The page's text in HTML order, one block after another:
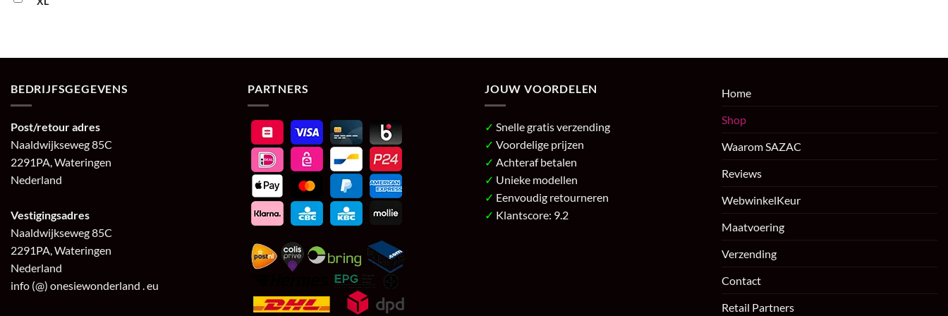
BEDRIJFSGEGEVENS
Post/retour adres
Naaldwijkseweg 85C
2291PA, Wateringen
Nederland
Vestigingsadres
Naaldwijkseweg 85C
2291PA, Wateringen
Nederland
info (@) onesiewonderland . eu
PARTNERS JOUW VOORDELEN
✓ Snelle gratis verzending
✓ Voordelige prijzen
✓ Achteraf betalen
✓ Unieke modellen
✓ Eenvoudig retourneren
✓ Klantscore: 9.2
Home
Shop
Waarom SAZAC
Reviews
WebwinkelKeur
Maatvoering
Verzending
Contact
Retail Partners